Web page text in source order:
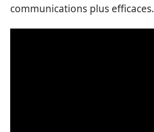
communications plus efficaces.